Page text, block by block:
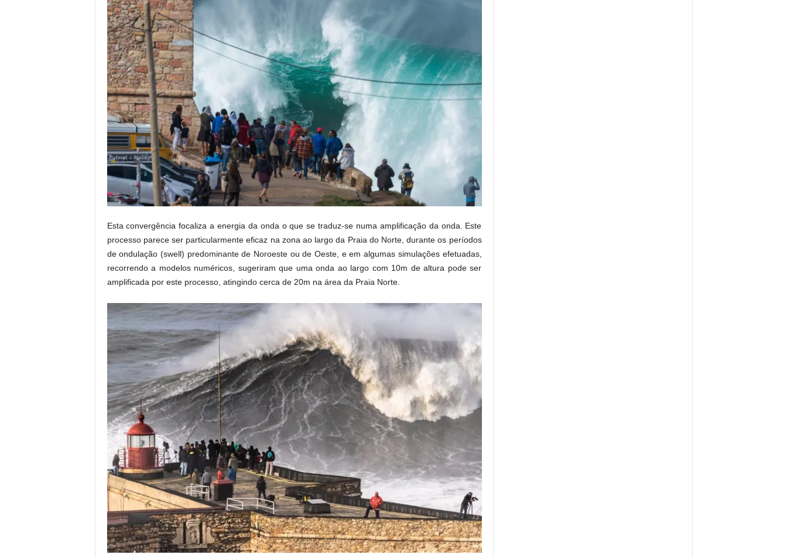
Esta convergência focaliza a energia da onda o que se traduz-se numa amplificação da onda. Este
processo parece ser particularmente eficaz na zona ao largo da Praia do Norte, durante os períodos
de ondulação (swell) predominante de Noroeste ou de Oeste, e em algumas simulações efetuadas,
recorrendo a modelos numéricos, sugeriram que uma onda ao largo com 10m de altura pode ser
amplificada por este processo, atingindo cerca de 20m na área da Praia Norte.